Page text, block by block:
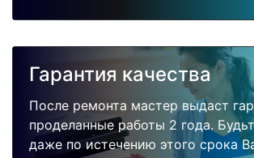
Гарантия качества
После ремонта мастер выдаст
проделанные работы 2 года.
даже по истечению этого срока